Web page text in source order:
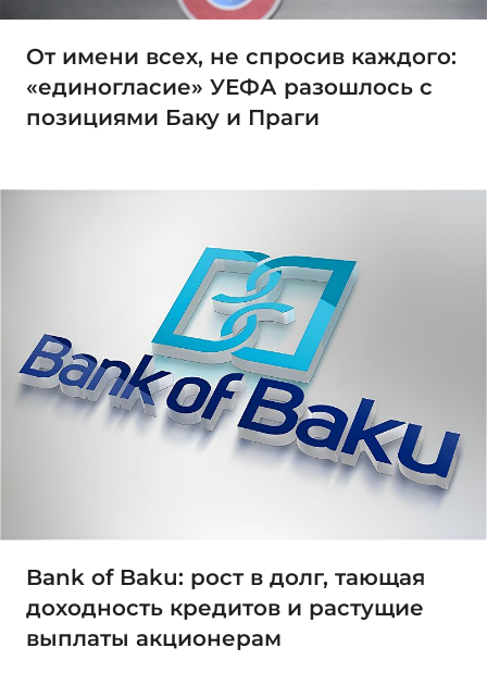
От имени всех, не спросив каждого:
«единогласие» УЕФА разошлось с
позициями Баку и Праги
Bank of Baku: рост в долг, тающая
доходность кредитов и растущие
выплаты акционерам